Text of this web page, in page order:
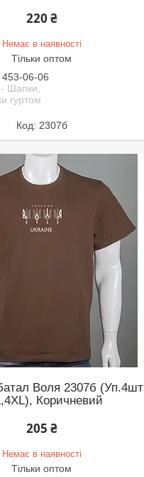
220 ₴
Немає в наявності
Тільки оптом
06-06
Шапки,
гуртом
2307б
Воля 2307б (Уп.4шт
Коричневий
205 ₴
Немає в наявності
Тільки оптом